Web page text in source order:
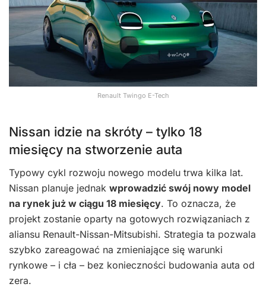
Renault Twingo E-Tech
Nissan idzie na skróty – tylko 18
miesięcy na stworzenie auta
Typowy cykl rozwoju nowego modelu trwa kilka lat.
Nissan planuje jednak wprowadzić swój nowy model
na rynek już w ciągu 18 miesięcy. To oznacza, że
projekt zostanie oparty na gotowych rozwiązaniach z
aliansu Renault-Nissan-Mitsubishi. Strategia ta pozwala
szybko zareagować na zmieniające się warunki
rynkowe – i cła – bez konieczności budowania auta od
zera.